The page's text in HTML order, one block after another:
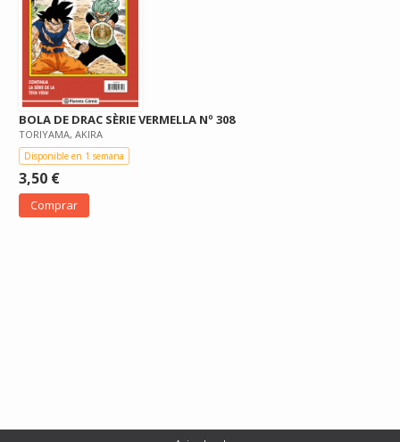
BOLA DE DRAC SÈRIE VERMELLA Nº 308
TORIYAMA, AKIRA
Disponible en 1 semana
3,50 €
Comprar